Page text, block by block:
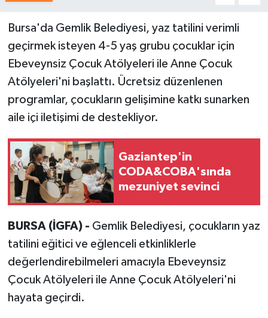
Bursa'da Gemlik Belediyesi, yaz tatilini verimli
geçirmek isteyen 4-5 yaş grubu çocuklar için
Ebeveynsiz Çocuk Atölyeleri ile Anne Çocuk
Atölyeleri'ni başlattı. Ücretsiz düzenlenen
programlar, çocukların gelişimine katkı sunarken
aile içi iletişimi de destekliyor.
Gaziantep'in
CODA&COBA'sında
mezuniyet sevinci
BURSA (İGFA) - Gemlik Belediyesi, çocukların yaz
tatilini eğitici ve eğlenceli etkinliklerle
değerlendirebilmeleri amacıyla Ebeveynsiz
Çocuk Atölyeleri ile Anne Çocuk Atölyeleri'ni
hayata geçirdi.